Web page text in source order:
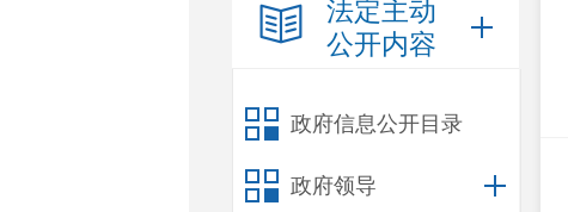
法定主动
公开内容
政府信息公开目录
政府领导